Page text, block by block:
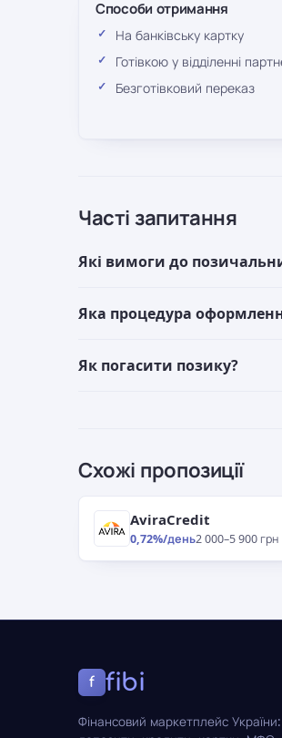
Способи отримання
На банківську картку
Готівкою у відділенні
Безготівковий переказ
Часті запитання
Які вимоги до
Яка процедура
Як погасити позику?
Схожі пропозиції
AviraCredit
0,72%/день2 000–5 900 грн
f fibi
Фінансовий маркетплейс